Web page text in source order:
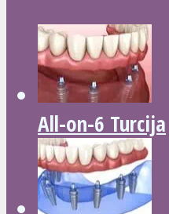
All-on-6 Turcija